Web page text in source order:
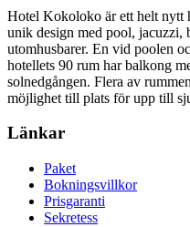
Hotel Kokoloko är ett helt nytt
unik design med pool, jacuzzi,
utomhusbarer. En vid poolen
hotellets 90 rum har balkong
solnedgången. Flera av
möjlighet till plats för upp till
Länkar
Paket
Bokningsvillkor
Prisgaranti
Sekretess